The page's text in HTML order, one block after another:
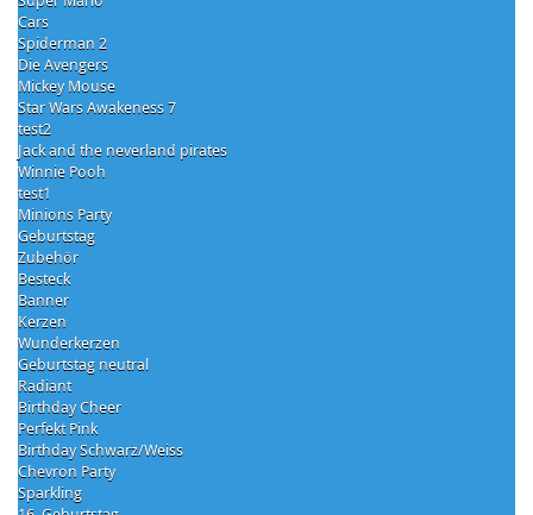
Cars
Spiderman 2
Die Avengers
Mickey Mouse
Star Wars Awakeness 7
test2
Jack and the neverland pirates
Winnie Pooh
test1
Minions Party
Geburtstag
Zubehör
Besteck
Banner
Kerzen
Wunderkerzen
Geburtstag neutral
Radiant
Birthday Cheer
Perfekt Pink
Birthday Schwarz/Weiss
Chevron Party
Sparkling